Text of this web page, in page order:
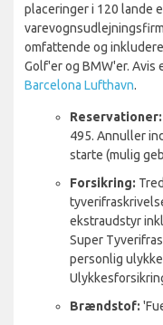
placeringer i 120 lande
omfattende og
Golf'er og BMW'er. Avis
Barcelona Lufthavn.
Reservationer:
495. Annuller
starte (mulig
Forsikring:
ekstraudstyr
Super
personlig
Brændstof: